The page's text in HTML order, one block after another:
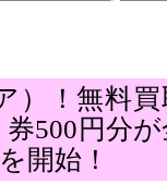
）！無料
500円分
開始！